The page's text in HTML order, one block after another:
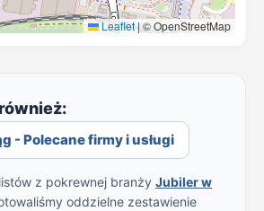
Leaflet|© OpenStreetMap
- Polecane firmy i usługi
z pokrewnej branży Jubiler w
oddzielne zestawienie